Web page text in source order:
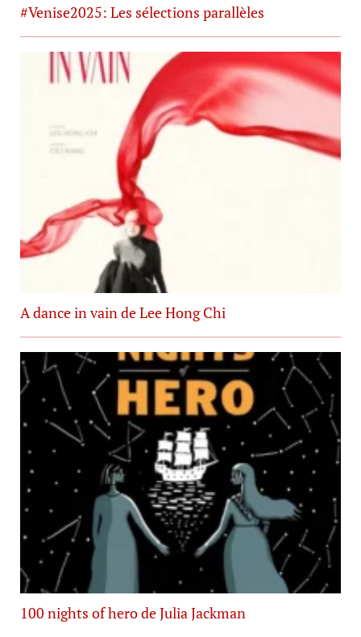
#Venise2025: Les sélections parallèles
A dance in vain de Lee Hong Chi
100 nights of hero de Julia Jackman